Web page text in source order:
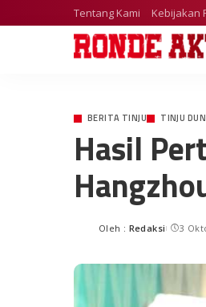
Tentang Kami Kebijakan
BERITA TINJU TINJU
Hasil
Oleh : Redaksi 3